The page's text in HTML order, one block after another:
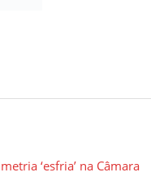
‘esfria’ na Câmara